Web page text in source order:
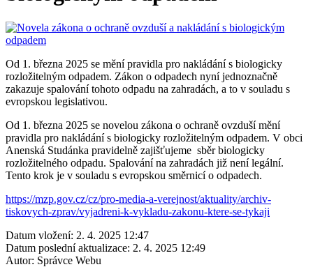
Od 1. března 2025 se mění pravidla pro nakládání s biologicky
rozložitelným odpadem. Zákon o odpadech nyní jednoznačně
zakazuje spalování tohoto odpadu na zahradách, a to v souladu s
evropskou legislativou.
Od 1. března 2025 se novelou zákona o ochraně ovzduší mění
pravidla pro nakládání s biologicky rozložitelným odpadem. V obci
Anenská Studánka pravidelně zajišťujeme sběr biologicky
rozložitelného odpadu. Spalování na zahradách již není legální.
Tento krok je v souladu s evropskou směrnicí o odpadech.
https://mzp.gov.cz/cz/pro-media-a-verejnost/aktuality/archiv-
tiskovych-zprav/vyjadreni-k-vykladu-zakonu-ktere-se-tykaji
Datum vložení: 2. 4. 2025 12:47
Datum poslední aktualizace: 2. 4. 2025 12:49
Autor: Správce Webu